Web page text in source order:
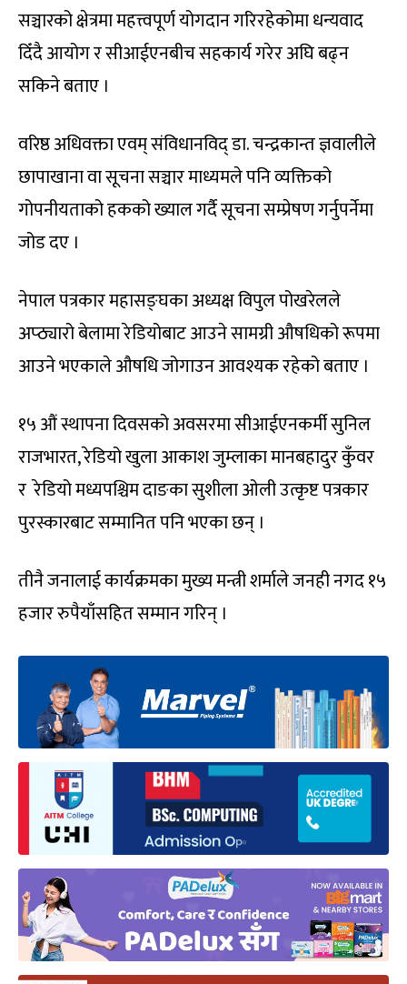
सञ्चारको क्षेत्रमा महत्त्वपूर्ण योगदान गरिरहेकोमा धन्यवाद
दिँदै आयोग र सीआईएनबीच सहकार्य गरेर अघि बढ्न
सकिने बताए ।
वरिष्ठ अधिवक्ता एवम् संविधानविद् डा‍. चन्द्रकान्त ज्ञवालीले
छापाखाना वा सूचना सञ्चार माध्यमले पनि व्यक्तिको
गोपनीयताको हकको ख्याल गर्दै सूचना सम्प्रेषण गर्नुपर्नेमा
जोड दए ।
नेपाल पत्रकार महासङ्घका अध्यक्ष विपुल पोखरेलले
अप्ठ्यारो बेलामा रेडियोबाट आउने सामग्री औषधिको रूपमा
आउने भएकाले औषधि जोगाउन आवश्यक रहेको बताए ।
१५ औं स्थापना दिवसको अवसरमा सीआईएनकर्मी सुनिल
राजभारत, रेडियो खुला आकाश जुम्लाका मानबहादुर कुँवर
र रेडियो मध्यपश्चिम दाङका सुशीला ओली उत्कृष्ट पत्रकार
पुरस्कारबाट सम्मानित पनि भएका छन् ।
तीनै जनालाई कार्यक्रमका मुख्य मन्त्री शर्माले जनही नगद १५
हजार रुपैयाँसहित सम्मान गरिन् ।